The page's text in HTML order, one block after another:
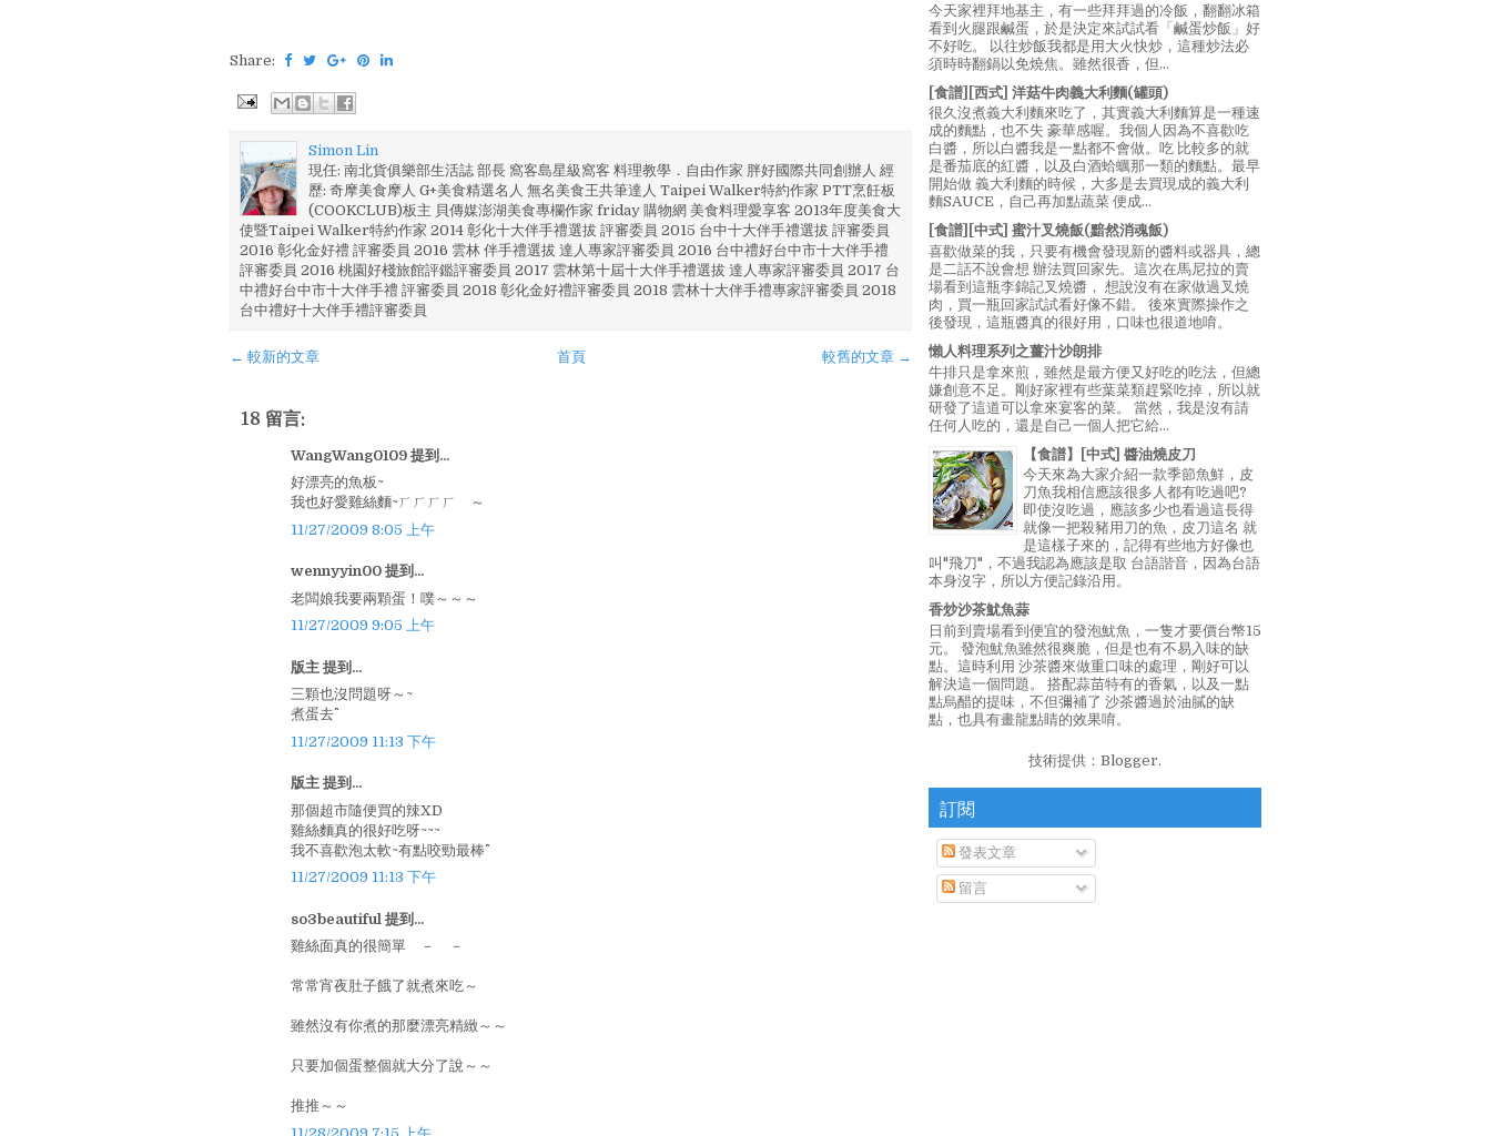
Share:
Simon Lin
現任: 南北貨俱樂部生活誌 部長 窩客島星級窩客 料理教學．自由作家 胖好國際共同創辦人 經
歷: 奇摩美食摩人 G+美食精選名人 無名美食王共筆達人 Taipei Walker特約作家 PTT烹飪板
(COOKCLUB)板主 貝傳媒澎湖美食專欄作家 friday 購物網 美食料理愛享客 2013年度美食大
使暨Taipei Walker特約作家 2014 彰化十大伴手禮選拔 評審委員 2015 台中十大伴手禮選拔 評審委員
2016 彰化金好禮 評審委員 2016 雲林 伴手禮選拔 達人專家評審委員 2016 台中禮好台中市十大伴手禮
評審委員 2016 桃園好棧旅館評鑑評審委員 2017 雲林第十屆十大伴手禮選拔 達人專家評審委員 2017 台
中禮好台中市十大伴手禮 評審委員 2018 彰化金好禮評審委員 2018 雲林十大伴手禮專家評審委員 2018
台中禮好十大伴手禮評審委員
← 較新的文章 較舊的文章 →
首頁
18 留言:
WangWang0109 提到...
好漂亮的魚板~
我也好愛雞絲麵~ㄏㄏㄏㄏ ～
11/27/2009 8:05 上午
wennyyin00 提到...
老闆娘我要兩顆蛋！噗～～～
11/27/2009 9:05 上午
版主 提到...
三顆也沒問題呀～~
煮蛋去^^
11/27/2009 11:13 下午
版主 提到...
那個超市隨便買的辣XD
雞絲麵真的很好吃呀~~~
我不喜歡泡太軟~有點咬勁最棒^^
11/27/2009 11:13 下午
so3beautiful 提到...
雞絲面真的很簡單 － －
常常宵夜肚子餓了就煮來吃～
雖然沒有你煮的那麼漂亮精緻～～
只要加個蛋整個就大分了說～～
推推～～
11/28/2009 7:15 上午
今天家裡拜地基主，有一些拜拜過的冷飯，翻翻冰箱
看到火腿跟鹹蛋，於是決定來試試看「鹹蛋炒飯」好
不好吃。 以往炒飯我都是用大火快炒，這種炒法必
須時時翻鍋以免燒焦。雖然很香，但...
[食譜][西式] 洋菇牛肉義大利麵(罐頭)
很久沒煮義大利麵來吃了，其實義大利麵算是一種速
成的麵點，也不失 豪華感喔。我個人因為不喜歡吃
白醬，所以白醬我是一點都不會做。吃 比較多的就
是番茄底的紅醬，以及白酒蛤蠣那一類的麵點。最早
開始做 義大利麵的時候，大多是去買現成的義大利
麵SAUCE，自己再加點蔬菜 便成...
[食譜][中式] 蜜汁叉燒飯(黯然消魂飯)
喜歡做菜的我，只要有機會發現新的醬料或器具，總
是二話不說會想 辦法買回家先。這次在馬尼拉的賣
場看到這瓶李錦記叉燒醬， 想說沒有在家做過叉燒
肉，買一瓶回家試試看好像不錯。 後來實際操作之
後發現，這瓶醬真的很好用，口味也很道地唷。
懶人料理系列之薑汁沙朗排
牛排只是拿來煎，雖然是最方便又好吃的吃法，但總
嫌創意不足。剛好家裡有些葉菜類趕緊吃掉，所以就
研發了這道可以拿來宴客的菜。 當然，我是沒有請
任何人吃的，還是自己一個人把它給...
【食譜】[中式] 醬油燒皮刀
今天來為大家介紹一款季節魚鮮，皮
刀魚我相信應該很多人都有吃過吧?
即使沒吃過，應該多少也看過這長得
就像一把殺豬用刀的魚，皮刀這名 就
是這樣子來的，記得有些地方好像也
叫"飛刀"，不過我認為應該是取 台語諧音，因為台語
本身沒字，所以方便記錄沿用。
香炒沙茶魷魚蒜
日前到賣場看到便宜的發泡魷魚，一隻才要價台幣15
元。 發泡魷魚雖然很爽脆，但是也有不易入味的缺
點。這時利用 沙茶醬來做重口味的處理，剛好可以
解決這一個問題。 搭配蒜苗特有的香氣，以及一點
點烏醋的提味，不但彌補了 沙茶醬過於油膩的缺
點，也具有畫龍點睛的效果唷。
技術提供： Blogger.
訂閱
發表文章
留言